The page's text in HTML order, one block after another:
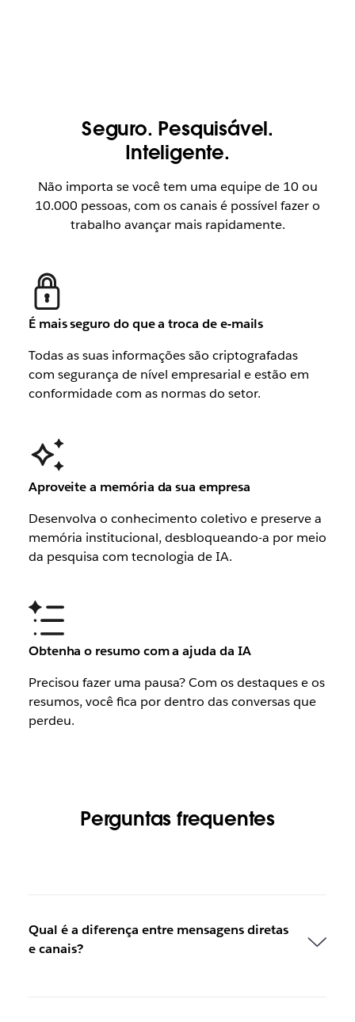
Seguro. Pesquisável.
Inteligente.
Não importa se você tem uma equipe de 10 ou
10.000 pessoas, com os canais é possível fazer o
trabalho avançar mais rapidamente.
É mais seguro do que a troca de e-mails
Todas as suas informações são criptografadas
com segurança de nível empresarial e estão em
conformidade com as normas do setor.
Aproveite a memória da sua empresa
Desenvolva o conhecimento coletivo e preserve a
memória institucional, desbloqueando-a por meio
da pesquisa com tecnologia de IA.
Obtenha o resumo com a ajuda da IA
Precisou fazer uma pausa? Com os destaques e os
resumos, você fica por dentro das conversas que
perdeu.
Perguntas frequentes
Qual é a diferença entre mensagens diretas
e canais?